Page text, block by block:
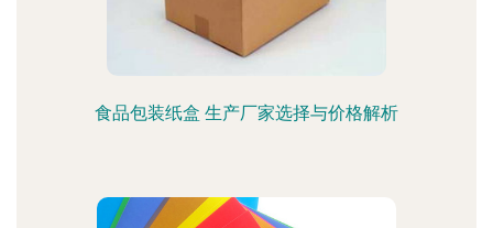
食品包装纸盒 生产厂家选择与价格解析